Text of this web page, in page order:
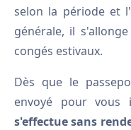
selon la période et
générale, il
congés estivaux.
Dès que le
envoyé pour
s'effectue sans